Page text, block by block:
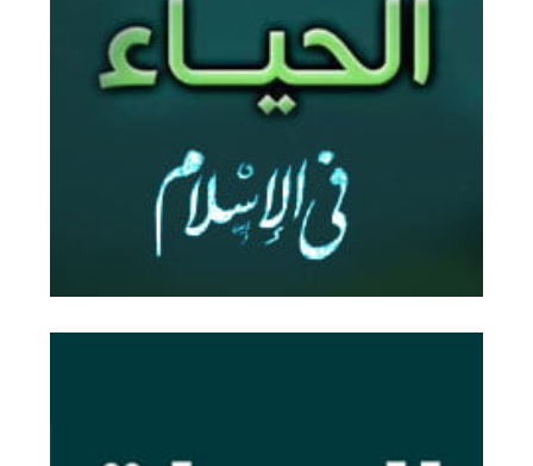
الحياء في الاسلام